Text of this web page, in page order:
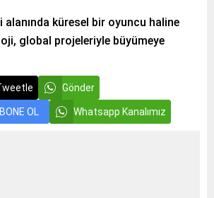
alanında küresel bir oyuncu haline
global projeleriyle büyümeye
Gönder
OL Whatsapp Kanalımız